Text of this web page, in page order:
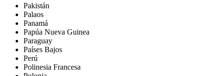
Pakistán
Palaos
Panamá
Papúa Nueva Guinea
Paraguay
Países Bajos
Perú
Polinesia Francesa